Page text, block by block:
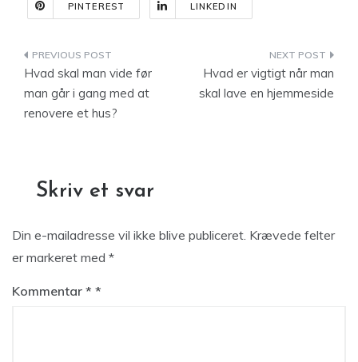
PINTEREST LINKEDIN
Indlægsnavigation
Hvad skal man vide før
man går i gang med at
renovere et hus?
Hvad er vigtigt når man
skal lave en hjemmeside
Skriv et svar
Din e-mailadresse vil ikke blive publiceret. Krævede felter
er markeret med *
Kommentar *